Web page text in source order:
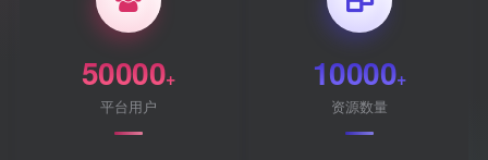
50000+
平台用户
10000+
资源数量